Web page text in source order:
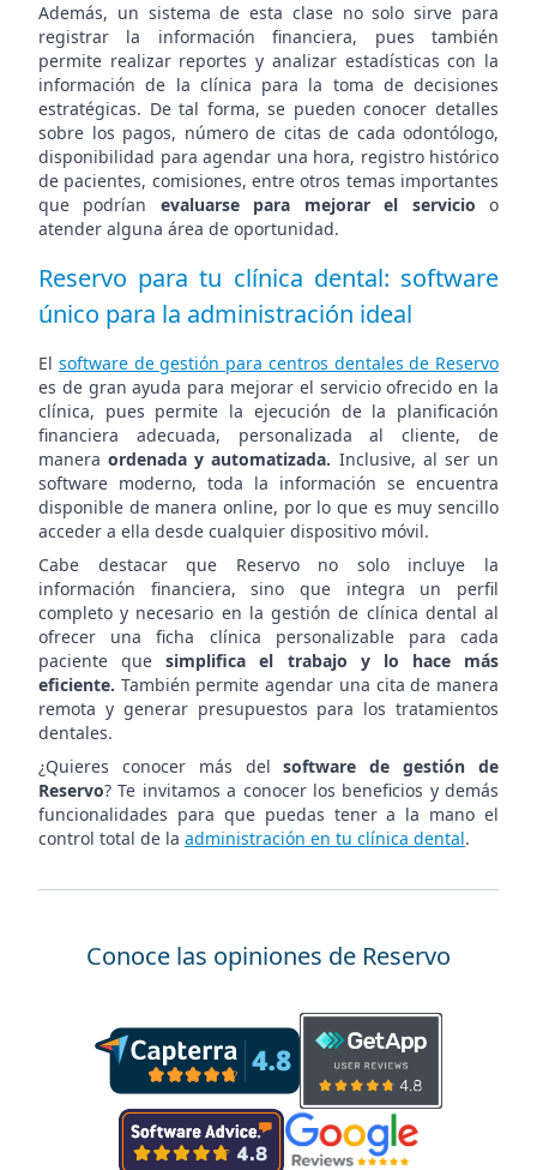
Además, un sistema de esta clase no solo sirve para
registrar la información financiera, pues también
permite realizar reportes y analizar estadísticas con la
información de la clínica para la toma de decisiones
estratégicas. De tal forma, se pueden conocer detalles
sobre los pagos, número de citas de cada odontólogo,
disponibilidad para agendar una hora, registro histórico
de pacientes, comisiones, entre otros temas importantes
que podrían evaluarse para mejorar el servicio o
atender alguna área de oportunidad.
Reservo para tu clínica dental: software
único para la administración ideal
El software de gestión para centros dentales de Reservo
es de gran ayuda para mejorar el servicio ofrecido en la
clínica, pues permite la ejecución de la planificación
financiera adecuada, personalizada al cliente, de
maneraordenada y automatizada. Inclusive, al ser un
software moderno, toda la información se encuentra
disponible de manera online, por lo que es muy sencillo
acceder a ella desde cualquier dispositivo móvil.
Cabe destacar que Reservo no solo incluye la
información financiera, sino que integra un perfil
completo y necesario en la gestión de clínica dental al
ofrecer una ficha clínica personalizable para cada
paciente quesimplifica el trabajo y lo hace más
eficiente. También permite agendar una cita de manera
remota y generar presupuestos para los tratamientos
dentales.
¿Quieres conocer más delsoftware de gestión de
Reservo? Te invitamos a conocer los beneficios y demás
funcionalidades para que puedas tener a la mano el
control total de la administración en tu clínica dental.
Conoce las opiniones de Reservo